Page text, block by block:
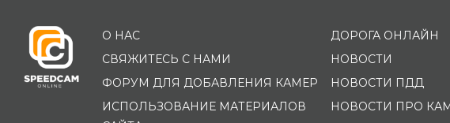
О НАС
СВЯЖИТЕСЬ С НАМИ
ФОРУМ ДЛЯ ДОБАВЛЕНИЯ КАМЕР
ИСПОЛЬЗОВАНИЕ МАТЕРИАЛОВ
ДОРОГА ОНЛАЙН
НОВОСТИ
НОВОСТИ ПДД
НОВОСТИ ПРО